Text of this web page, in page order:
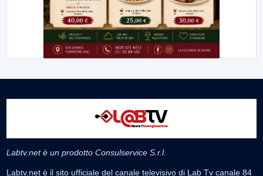
Labtv.net è un prodotto Consulservice S.r.l.
Labtv.net è il sito ufficiale del canale televisivo di Lab Tv canale 84